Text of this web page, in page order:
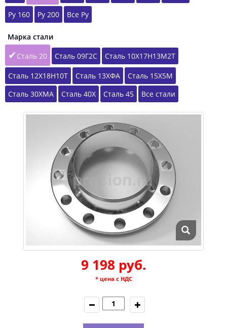
Ру 160 Ру 200 Все Ру
Марка стали
Сталь 20
Сталь 09Г2С Сталь 10Х17Н13М2Т
Сталь 12Х18Н10Т Сталь 13ХФА
Сталь 15Х5М
Сталь 30ХМА
Сталь 40Х Сталь 45 Все стали
9 198 руб.
* цена с НДС